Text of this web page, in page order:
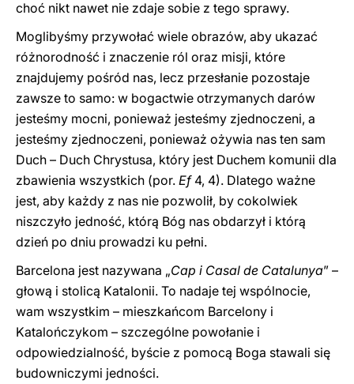
choć nikt nawet nie zdaje sobie z tego sprawy.
Moglibyśmy przywołać wiele obrazów, aby ukazać
różnorodność i znaczenie ról oraz misji, które
znajdujemy pośród nas, lecz przesłanie pozostaje
zawsze to samo: w bogactwie otrzymanych darów
jesteśmy mocni, ponieważ jesteśmy zjednoczeni, a
jesteśmy zjednoczeni, ponieważ ożywia nas ten sam
Duch – Duch Chrystusa, który jest Duchem komunii dla
zbawienia wszystkich (por. Ef4, 4). Dlatego ważne
jest, aby każdy z nas nie pozwolił, by cokolwiek
niszczyło jedność, którą Bóg nas obdarzył i którą
dzień po dniu prowadzi ku pełni.
Barcelona jest nazywana „Cap i Casal de Catalunya” –
głową i stolicą Katalonii. To nadaje tej wspólnocie,
wam wszystkim – mieszkańcom Barcelony i
Katalończykom – szczególne powołanie i
odpowiedzialność, byście z pomocą Boga stawali się
budowniczymi jedności.